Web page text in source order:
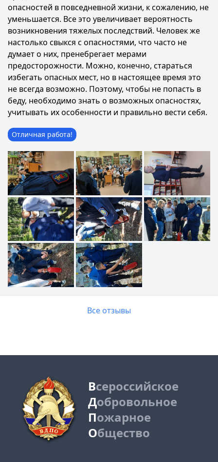
опасностей в повседневной жизни, к сожалению, не
уменьшается. Все это увеличивает вероятность
возникновения тяжелых последствий. Человек же
настолько свыкся с опасностями, что часто не
думает о них, пренебрегает мерами
предосторожности. Можно, конечно, стараться
избегать опасных мест, но в настоящее время это
не всегда возможно. Поэтому, чтобы не попасть в
беду, необходимо знать о возможных опасностях,
учитывать их особенности и правильно вести себя.
Отличная работа!
Все отзывы
Всероссийское
Добровольное
Пожарное
Общество